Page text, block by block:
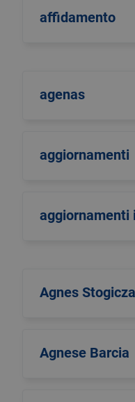
affidamento
agenas
aggiornamenti
aggiornamenti
Agnes Stogicza
Agnese Barcia